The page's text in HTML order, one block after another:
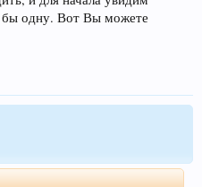
одну. Вот Вы можете